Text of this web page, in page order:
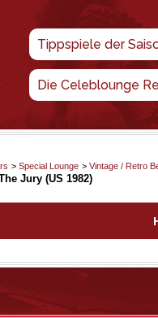
Tippspiele der
Die Celeblounge
> Special Lounge > Vintage / Retro
Jury (US 1982)